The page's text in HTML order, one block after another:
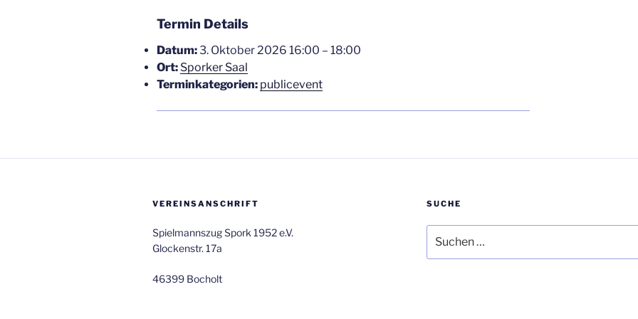
Termin Details
Datum:3. Oktober 2026 16:00 – 18:00
Ort: Sporker Saal
Terminkategorien: publicevent
VEREINSANSCHRIFT
Spielmannszug Spork 1952 e.V.
Glockenstr. 17a
46399 Bocholt
SUCHE
nach: